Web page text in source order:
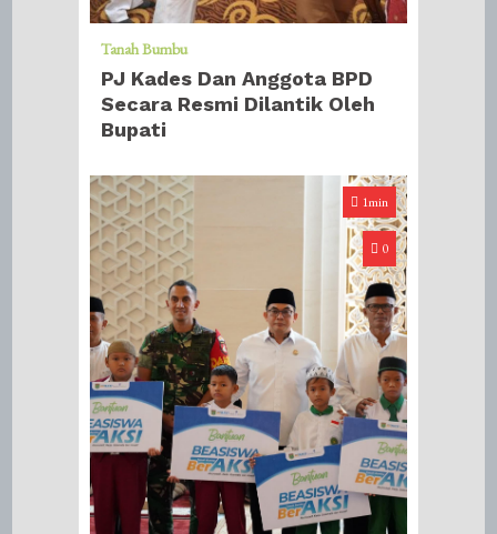
Tanah Bumbu
PJ Kades Dan Anggota BPD
Secara Resmi Dilantik Oleh
Bupati
1min
0